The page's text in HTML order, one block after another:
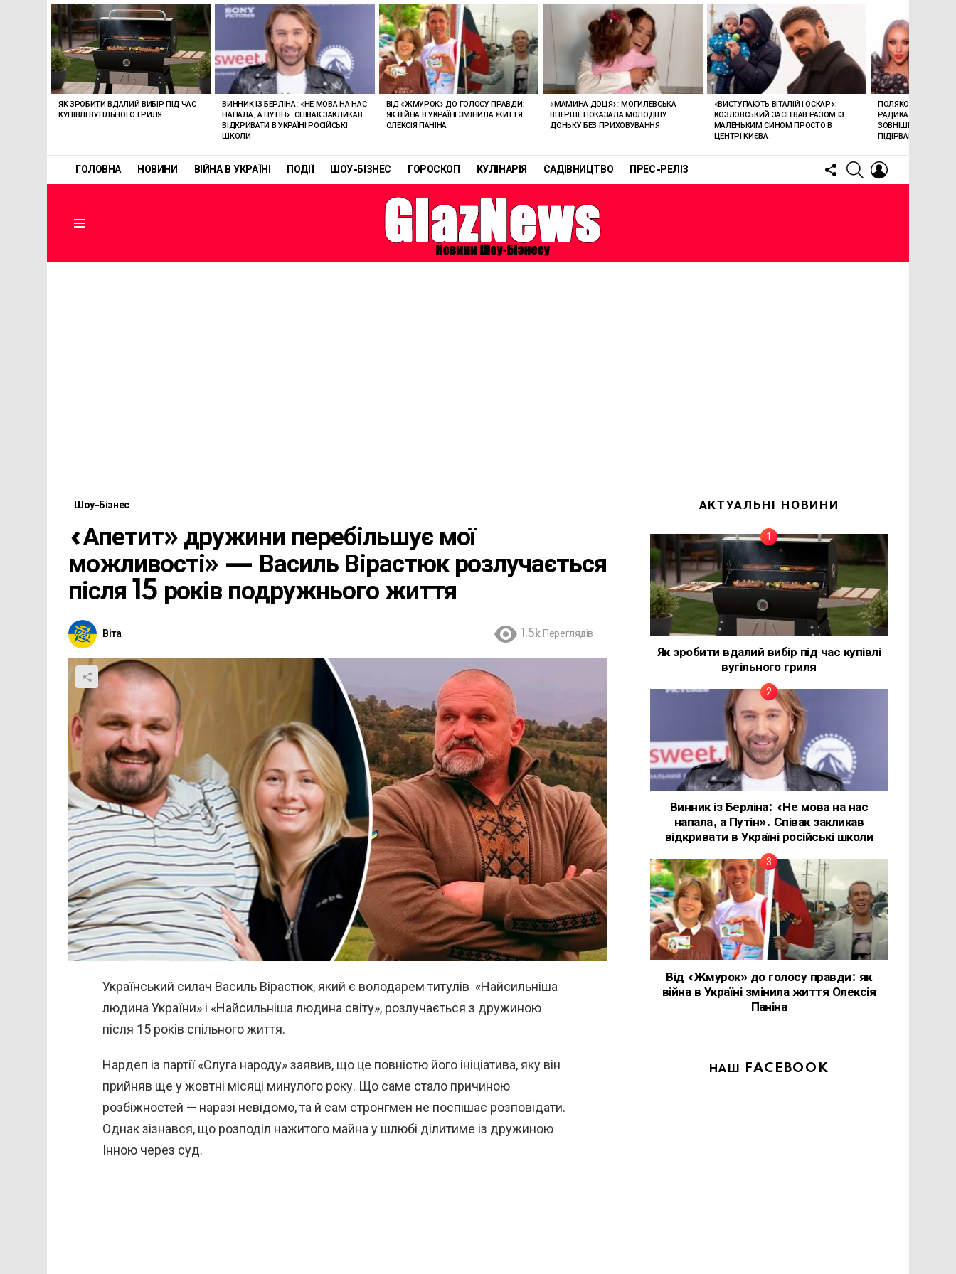
ГОЛОВНА НОВИНИ ВІЙНА В УКРАЇНІ ПОДІЇ ШОУ-БІЗНЕС ГОРОСКОП КУЛІНАРІЯ САДІВНИЦТВО ПРЕС-РЕЛІЗ
FOLLOW
US
SEARCH
СТАТТІ
ЯК ЗРОБИТИ ВДАЛИЙ ВИБІР ПІД ЧАС
КУПІВЛІ ВУГІЛЬНОГО ГРИЛЯ
ВИННИК ІЗ БЕРЛІНА: «НЕ МОВА НА НАС
НАПАЛА, А ПУТІН». СПІВАК ЗАКЛИКАВ
ВІДКРИВАТИ В УКРАЇНІ РОСІЙСЬКІ
ШКОЛИ
ВІД «ЖМУРОК» ДО ГОЛОСУ ПРАВДИ:
ЯК ВІЙНА В УКРАЇНІ ЗМІНИЛА ЖИТТЯ
ОЛЕКСІЯ ПАНІНА
«МАМИНА ДОЦЯ»: МОГИЛЕВСЬКА
ВПЕРШЕ ПОКАЗАЛА МОЛОДШУ
ДОНЬКУ БЕЗ ПРИХОВУВАННЯ
«ВИСТУПАЮТЬ ВІТАЛІЙ І ОСКАР»:
КОЗЛОВСЬКИЙ ЗАСПІВАВ РАЗОМ ІЗ
МАЛЕНЬКИМ СИНОМ ПРОСТО В
ЦЕНТРІ КИЄВА.
ПОЛЯКОВА ВРАЗИЛА
РАДИКАЛЬНОЮ
ЗОВНІШНОСТІ:
ПІДІРВАВ МЕРЕЖУ
Шоу-Бізнес
«Апетит» дружини перебільшує мої
можливості» — Василь Вірастюк розлучається
після 15 років подружнього життя
Віта 1.5k Переглядів
Український силач Василь Вірастюк, який є володарем титулів «Найсильніша
людина України» і «Найсильніша людина світу», розлучається з дружиною
після 15 років спільного життя.
Нардеп із партії «Слуга народу» заявив, що це повністю його ініціатива, яку він
прийняв ще у жовтні місяці минулого року. Що саме стало причиною
розбіжностей — наразі невідомо, та й сам стронгмен не поспішає розповідати.
Однак зізнався, що розподіл нажитого майна у шлюбі ділитиме із дружиною
Інною через суд.
АКТУАЛЬНІ НОВИНИ
Як зробити вдалий вибір під час купівлі
вугільного гриля
Винник із Берліна: «Не мова на нас
напала, а Путін». Співак закликав
відкривати в Україні російські школи
Від «Жмурок» до голосу правди: як
війна в Україні змінила життя Олексія
Паніна
НАШ FACEBOOK